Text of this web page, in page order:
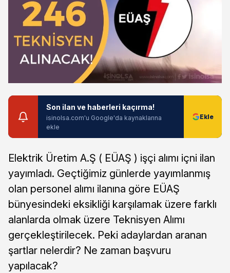
Son ilan ve haberleri kaçırma!
isinolsa.com'u Google'da kaynaklarına
ekle
Elektrik Üretim A.Ş ( EÜAŞ ) işçi alımı içni ilan
yayımladı. Geçtiğimiz günlerde yayımlanmış
olan personel alımı ilanına göre EÜAŞ
bünyesindeki eksikliği karşılamak üzere farklı
alanlarda olmak üzere Teknisyen Alımı
gerçekleştirilecek. Peki adaylardan aranan
şartlar nelerdir? Ne zaman başvuru
yapılacak?